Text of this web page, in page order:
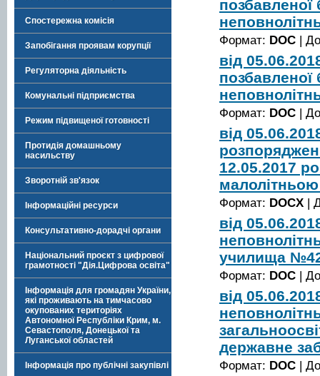
Спостережна комісія
Запобігання проявам корупції
Регуляторна діяльність
Комунальні підприємства
Режим підвищеної готовності
Протидія домашньому
насильству
Зворотній зв'язок
Інформаційні ресурси
Консультативно-дорадчі органи
Національний проєкт з цифрової
грамотності "Дія.Цифрова освіта"
Інформація для громадян України,
які проживають на тимчасово
окупованих територіях
Автономної Республіки Крим, м.
Севастополя, Донецької та
Луганської областей
Інформація про публічні закупівлі
позбавленої
Формат: DOC |
від
позбавленої
Формат: DOC |
від
12.05.2017
Формат: DOCX |
від
училища
Формат: DOC |
від
державне
Формат: DOC |